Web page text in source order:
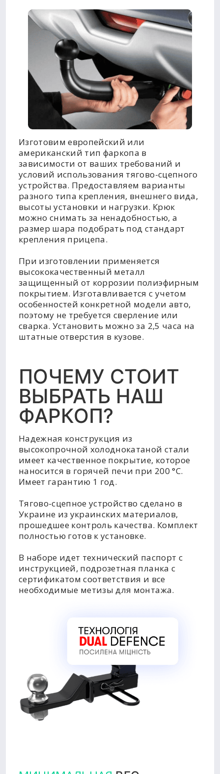
Изготовим европейский или
американский тип фаркопа в
зависимости от ваших требований и
условий использования тягово-сцепного
устройства. Предоставляем варианты
разного типа крепления, внешнего вида,
высоты установки и нагрузки. Крюк
можно снимать за ненадобностью, а
размер шара подобрать под стандарт
крепления прицепа.
При изготовлении применяется
высококачественный металл
защищенный от коррозии полиэфирным
покрытием. Изготавливается с учетом
особенностей конкретной модели авто,
поэтому не требуется сверление или
сварка. Установить можно за 2,5 часа на
штатные отверстия в кузове.
ПОЧЕМУ СТОИТ
ВЫБРАТЬ НАШ
ФАРКОП?
Надежная конструкция из
высокопрочной холоднокатаной стали
имеет качественное покрытие, которое
наносится в горячей печи при 200 °C.
Имеет гарантию 1 год.
Тягово-сцепное устройство сделано в
Украине из украинских материалов,
прошедшее контроль качества. Комплект
полностью готов к установке.
В наборе идет технический паспорт с
инструкцией, подрозетная планка с
сертификатом соответствия и все
необходимые метизы для монтажа.